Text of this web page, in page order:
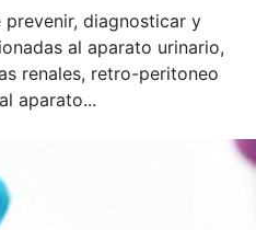
diagnosticar y
al aparato urinario,
renales, retro-peritoneo
aparato...